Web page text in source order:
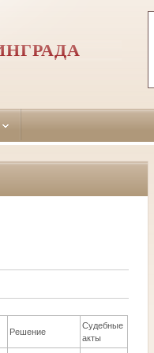
Решение
Судебные
акты